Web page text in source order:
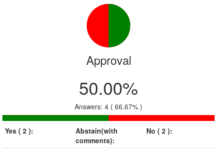
Approval
50.00%
Answers: 4 ( 66.67% )
Yes ( 2 ):
Abstain(with
comments):
No ( 2 ):